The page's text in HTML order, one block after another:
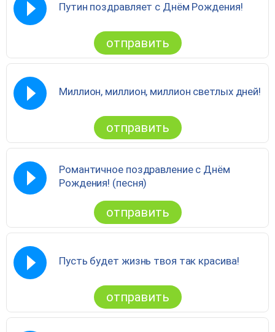
Путин поздравляет с Днём Рождения!
отправить
Миллион, миллион, миллион светлых дней!
отправить
Романтичное поздравление с Днём
Рождения! (песня)
отправить
Пусть будет жизнь твоя так красива!
отправить